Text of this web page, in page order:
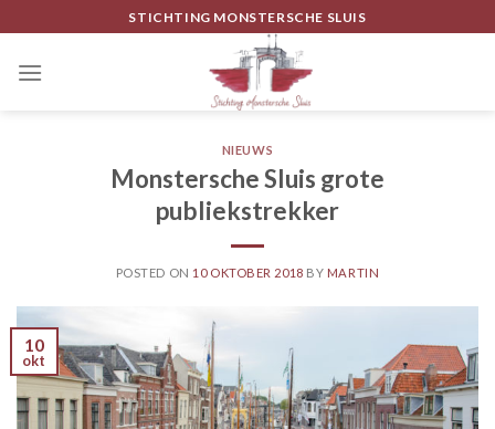
to
content
STICHTING MONSTERSCHE SLUIS
NIEUWS
Monstersche Sluis grote
publiekstrekker
POSTED ON 10 OKTOBER 2018 BY MARTIN
10
okt